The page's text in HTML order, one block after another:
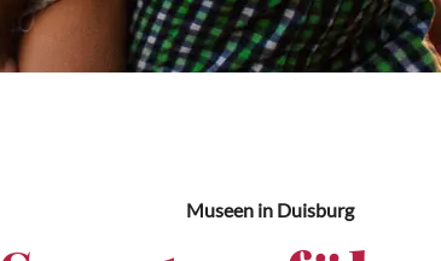
Museenin Duisburg